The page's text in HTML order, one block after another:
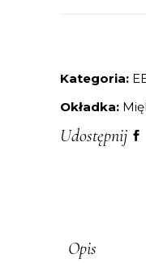
Kategoria:
Okładka:
Udostępnij
Opis